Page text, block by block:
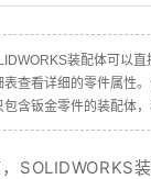
装配体可以直
表查看详细的零件属性
含钣金零件的装配体
SOLIDWORKS